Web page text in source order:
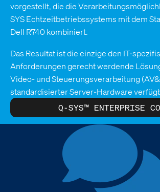
vorgestellt, die die
SYS Echtzeitbetriebssystems mit dem
Dell R740 kombiniert.
Das Resultat ist die einzige den IT-
Anforderungen gerecht werdende
Video- und Steuerungsverarbeitung
standardisierter Server-Hardware
Q-SYS™ ENTERPRISE